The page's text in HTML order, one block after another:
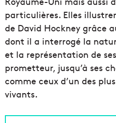
particulières. Elles
de David Hockney grâce
dont il a interrogé la
et la représentation de
prometteur, jusqu’à ses
comme ceux d’un des
vivants.